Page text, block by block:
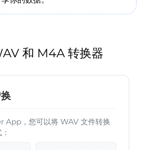
和 M4A 转换器
App，您可以将 WAV 文件转换